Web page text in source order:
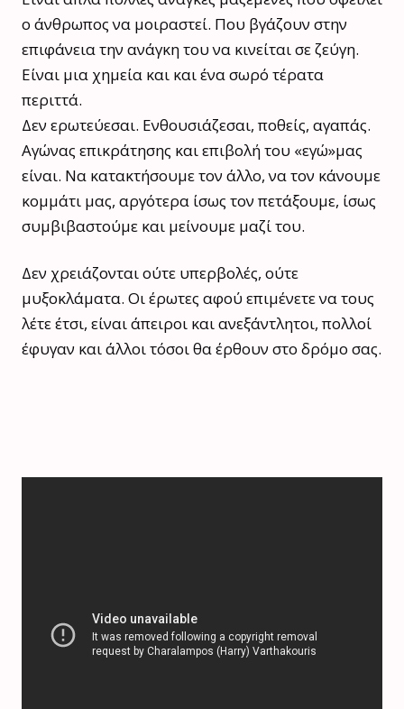
ο άνθρωπος να μοιραστεί. Που βγάζουν στην
επιφάνεια την ανάγκη του να κινείται σε ζεύγη.
Είναι μια χημεία και και ένα σωρό τέρατα
περιττά.
Δεν ερωτεύεσαι. Ενθουσιάζεσαι, ποθείς, αγαπάς.
Αγώνας επικράτησης και επιβολή του «εγώ»μας
είναι. Να κατακτήσουμε τον άλλο, να τον κάνουμε
κομμάτι μας, αργότερα ίσως τον πετάξουμε, ίσως
συμβιβαστούμε και μείνουμε μαζί του.
Δεν χρειάζονται ούτε υπερβολές, ούτε
μυξοκλάματα. Οι έρωτες αφού επιμένετε να τους
λέτε έτσι, είναι άπειροι και ανεξάντλητοι, πολλοί
έφυγαν και άλλοι τόσοι θα έρθουν στο δρόμο σας.